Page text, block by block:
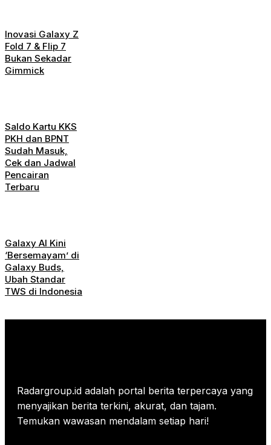
Inovasi Galaxy Z
Fold 7 & Flip 7
Bukan Sekadar
Gimmick
Saldo Kartu KKS
PKH dan BPNT
Sudah Masuk,
Cek dan Jadwal
Pencairan
Terbaru
Galaxy AI Kini
‘Bersemayam’ di
Galaxy Buds,
Ubah Standar
TWS di Indonesia
Radargroup.id adalah portal berita terpercaya yang
menyajikan berita terkini, akurat, dan tajam.
Temukan wawasan mendalam setiap hari!